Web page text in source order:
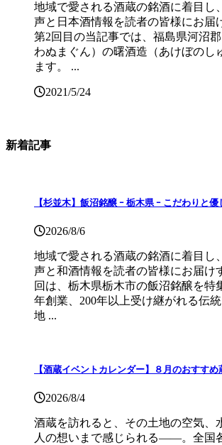
地域で愛される酒蔵の銘酒に着目し
声と日本酒情報を読者の皆様にお届
第2回目の当記事では、福島県河沼
わぬまぐん）の曙酒造（あけぼのし
ます。 ...
2021/5/24
新着記事
【杉並木】飯沼銘醸 ｰ 栃木県 ｰ こだわりと
2026/8/6
地域で愛される酒蔵の銘酒に着目し
声と和酒情報を読者の皆様にお届け
回は、栃木県栃木市の飯沼銘醸を特
年創業、200年以上受け継がれる伝
地 ...
【酒蔵イベントカレンダー】８月のおすすめ
2026/8/4
酒蔵を訪れると、その土地の空気、
人の想いまで感じられる——。全国